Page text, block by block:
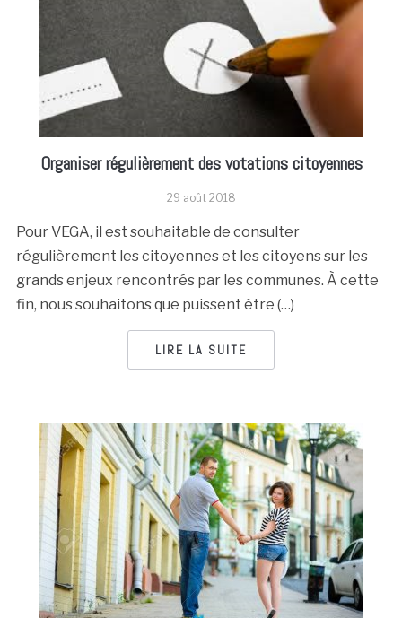
Organiser régulièrement des votations citoyennes
29 août 2018
Pour VEGA, il est souhaitable de consulter
régulièrement les citoyennes et les citoyens sur les
grands enjeux rencontrés par les communes. À cette
fin, nous souhaitons que puissent être (…)
LIRE LA SUITE